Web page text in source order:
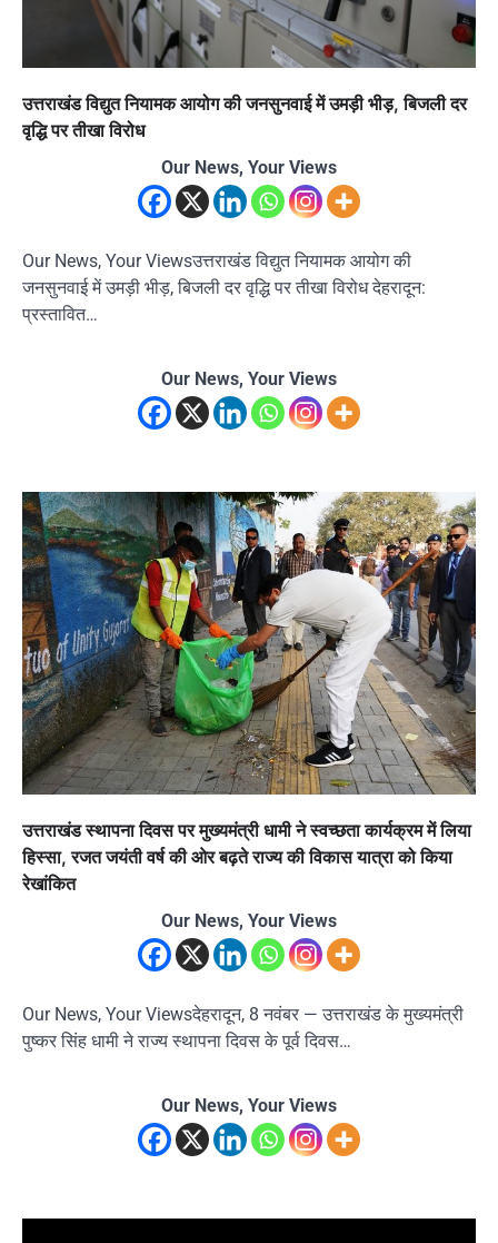
उत्तराखंड विद्युत नियामक आयोग की जनसुनवाई में उमड़ी भीड़, बिजली दर
वृद्धि पर तीखा विरोध
Our News, Your Views
Our News, Your Viewsउत्तराखंड विद्युत नियामक आयोग की
जनसुनवाई में उमड़ी भीड़, बिजली दर वृद्धि पर तीखा विरोध देहरादून:
प्रस्तावित…
Our News, Your Views
उत्तराखंड स्थापना दिवस पर मुख्यमंत्री धामी ने स्वच्छता कार्यक्रम में लिया
हिस्सा, रजत जयंती वर्ष की ओर बढ़ते राज्य की विकास यात्रा को किया
रेखांकित
Our News, Your Views
Our News, Your Viewsदेहरादून, 8 नवंबर — उत्तराखंड के मुख्यमंत्री
पुष्कर सिंह धामी ने राज्य स्थापना दिवस के पूर्व दिवस…
Our News, Your Views